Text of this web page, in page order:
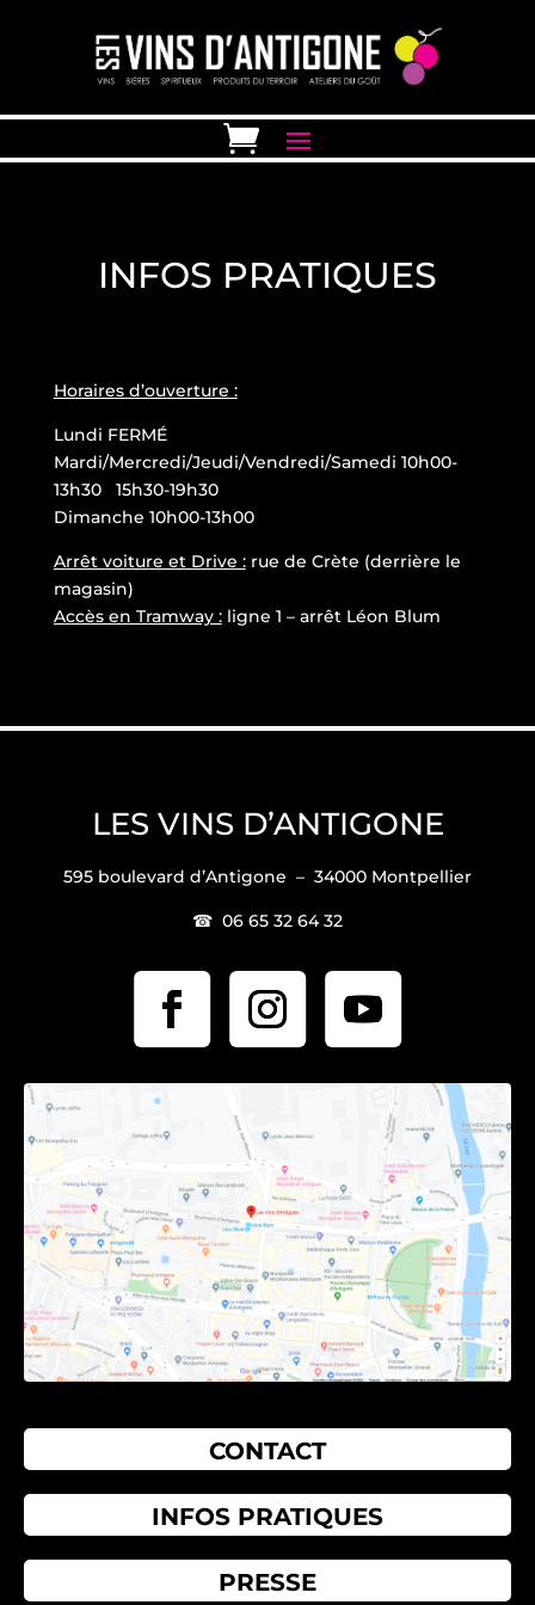
INFOS PRATIQUES
Horaires d’ouverture :
Lundi FERMÉ
Mardi/Mercredi/Jeudi/Vendredi/Samedi 10h00-
13h30 15h30-19h30
Dimanche 10h00-13h00
Arrêt voiture et Drive :rue de Crète (derrière le
magasin)
Accès en Tramway :ligne 1 – arrêt Léon Blum
LES VINS D’ANTIGONE
595 boulevard d’Antigone – 34000 Montpellier
☎ 06 65 32 64 32
CONTACT
INFOS PRATIQUES
PRESSE